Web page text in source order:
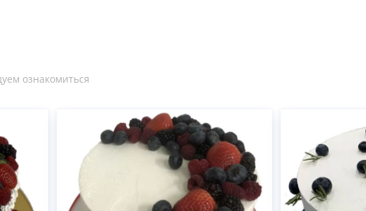
ознакомиться